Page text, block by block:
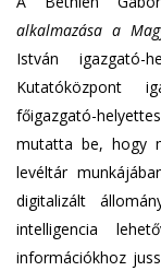
alkalmazása a
István igazgató-
Kutatóközpont
főigazgató-
mutatta be, hogy
levéltár
digitalizált
intelligencia
információkhoz